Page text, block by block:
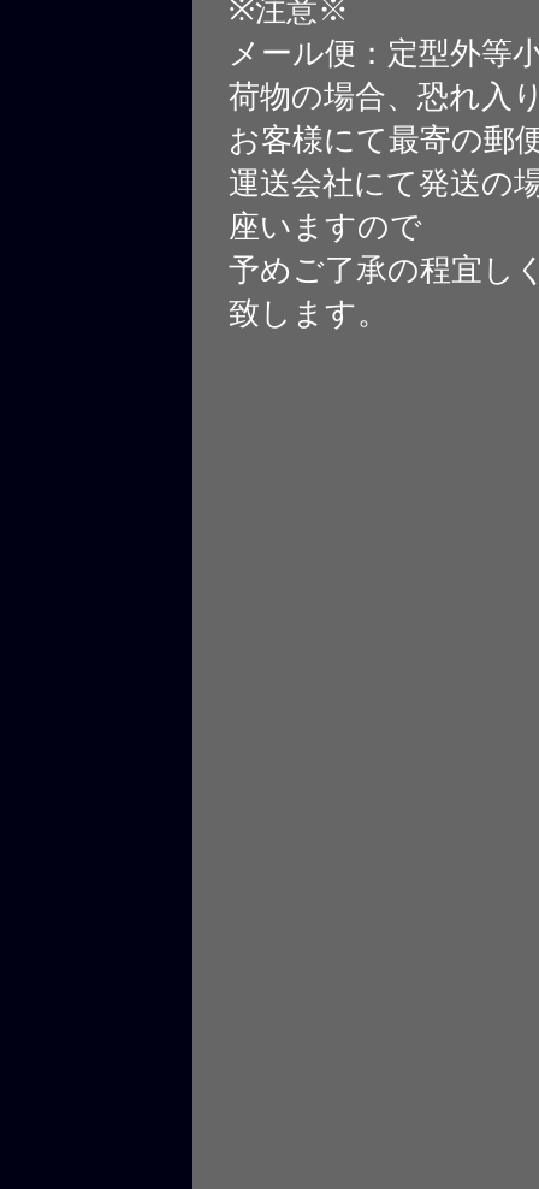
※注意※
メール便：定型外等
荷物の場合、恐れ入
お客様にて最寄の郵
運送会社にて発送の
座いますので
予めご了承の程宜し
致します。